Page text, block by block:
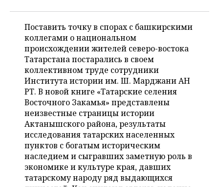
ВУЗЫ ТАТАРСТАНА
КОМУ ПРИНАДЛЕЖАТ
ТОРГОВЫЕ ЦЕНТРЫ
ТАТАРСТАНА
БАНКИ
БЮДЖЕТ
ИНВЕСТИЦИИ
МАШИНОСТРОЕНИЕ
НЕФТЕХИМИЯ
НЕФТЬ
ОПК
ЭНЕРГЕТИКА
НОВОСТИ НЕДВИЖИМОСТИ
АВТО
НОВОСТИ АВТО
БИЗНЕС
НОВОСТИ БИЗНЕСА
РОЗНИЧНАЯ ТОРГОВЛЯ
ТРАНСПОРТ
УСЛУГИ
ТЕХНОЛОГИИ
НОВОСТИ ТЕХНОЛОГИЙ
МЕДИА
ТЕЛЕКОММУНИКАЦИИ
МЕРОПРИЯТИЯ
НОВОСТИ МЕРОПРИЯТИЙ
ВЫЕЗДНАЯ РЕДАКЦИЯ
БИЗНЕС-БРАНЧИ
ONLINE-КОНФЕРЕНЦИИ
СПОРТ
НОВОСТИ СПОРТА
ФУТБОЛ
ХОККЕЙ
ОБЩЕСТВО
НОВОСТИ ОБЩЕСТВА
ВЛАСТЬ
ФОТОГАЛЕРЕЯ
СЮЖЕТЫ
Поставить точку в спорах с башкирскими
коллегами о национальном
происхождении жителей северо-востока
Татарстана постарались в своем
коллективном труде сотрудники
Института истории им. Ш. Марджани АН
РТ. В новой книге «Татарские селения
Восточного Закамья» представлены
неизвестные страницы истории
Актанышского района, результаты
исследования татарских населенных
пунктов с богатым историческим
наследием и сыгравших заметную роль в
экономике и культуре края, давших
татарскому народу ряд выдающихся